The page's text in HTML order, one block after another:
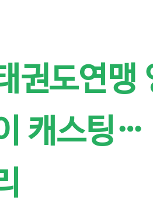
권도연맹
캐스팅…